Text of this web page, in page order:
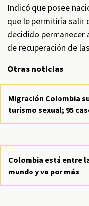
Indicó que posee
que le permitiría salir
decidido permanecer
de recuperación de
Otras noticias
Migración Colombia
turismo sexual; 95
Colombia está entre
mundo y va por más